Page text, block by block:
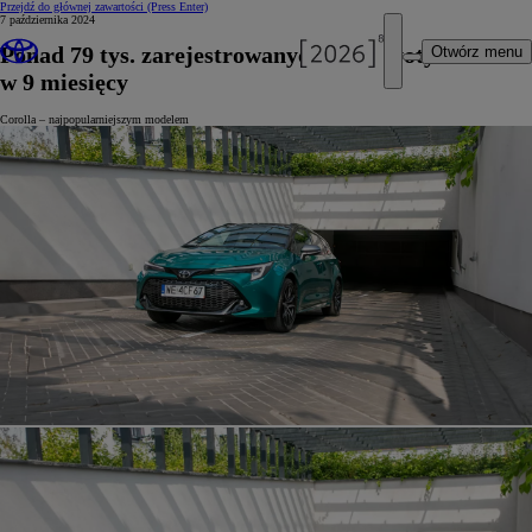
Przejdź do głównej zawartości (Press Enter)
Otwórz menu
7 października 2024
Ponad 79 tys. zarejestrowanych aut Toyoty
w 9 miesięcy
Corolla – najpopularniejszym modelem